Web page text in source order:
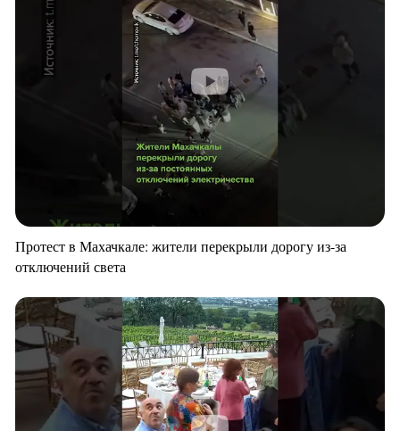
Протест в Махачкале: жители перекрыли дорогу из-за
отключений света